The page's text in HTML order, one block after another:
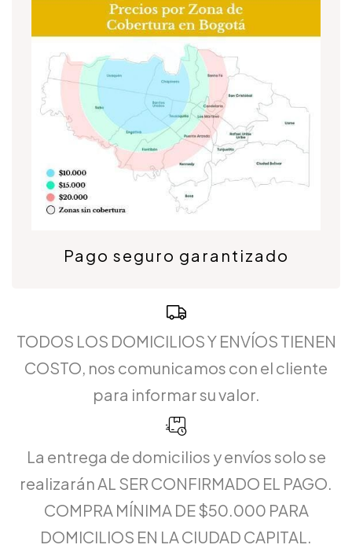
Pago seguro garantizado
TODOS LOS DOMICILIOS Y ENVÍOS TIENEN
COSTO, nos comunicamos con el cliente
para informar su valor.
La entrega de domicilios y envíos solo se
realizarán AL SER CONFIRMADO EL PAGO.
COMPRA MÍNIMA DE $50.000 PARA
DOMICILIOS EN LA CIUDAD CAPITAL.